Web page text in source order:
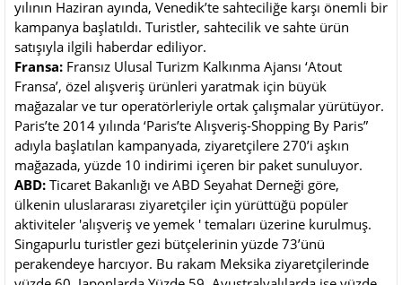
yılının Haziran ayında, Venedik’te sahteciliğe karşı önemli bir
kampanya başlatıldı. Turistler, sahtecilik ve sahte ürün
satışıyla ilgili haberdar ediliyor.
Fransa: Fransız Ulusal Turizm Kalkınma Ajansı ‘Atout
Fransa’, özel alışveriş ürünleri yaratmak için büyük
mağazalar ve tur operatörleriyle ortak çalışmalar yürütüyor.
Paris’te 2014 yılında ‘Paris’te Alışveriş-Shopping By Paris”
adıyla başlatılan kampanyada, ziyaretçilere 270’i aşkın
mağazada, yüzde 10 indirimi içeren bir paket sunuluyor.
ABD: Ticaret Bakanlığı ve ABD Seyahat Derneği göre,
ülkenin uluslararası ziyaretçiler için yürüttüğü popüler
aktiviteler 'alışveriş ve yemek ' temaları üzerine kurulmuş.
Singapurlu turistler gezi bütçelerinin yüzde 73’ünü
perakendeye harcıyor. Bu rakam Meksika ziyaretçilerinde